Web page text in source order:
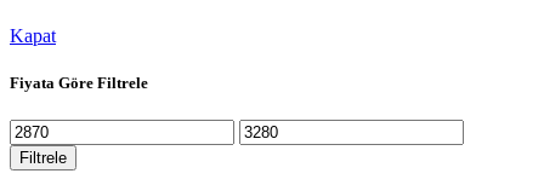
Kapat
Fiyata Göre Filtrele
En
düşük
fiyat
En
yüksek
Filtrele